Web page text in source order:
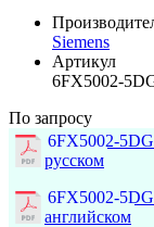
Siemens
Артикул
6FX5002-
По запросу
6FX5002-
русском
6FX5002-
английском